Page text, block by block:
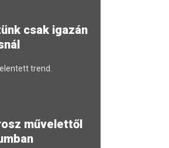
csak igazán
trend.
művelettől